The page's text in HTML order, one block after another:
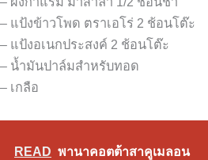
– แป้งข้าวโพด ตราเอโร่ 2 ช้อนโต๊ะ
– แป้งอเนกประสงค์ 2 ช้อนโต๊ะ
– น้ำมันปาล์มสำหรับทอด
– เกลือ
READ พานาคอตต้าสาคูเมลอน